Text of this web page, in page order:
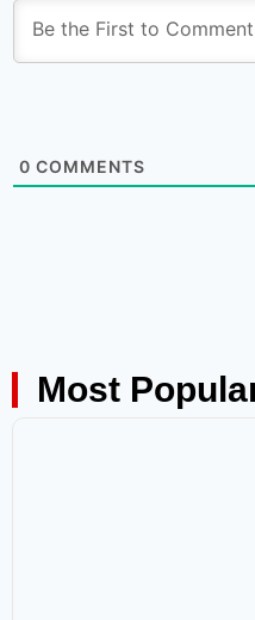
0 COMMENTS
Most